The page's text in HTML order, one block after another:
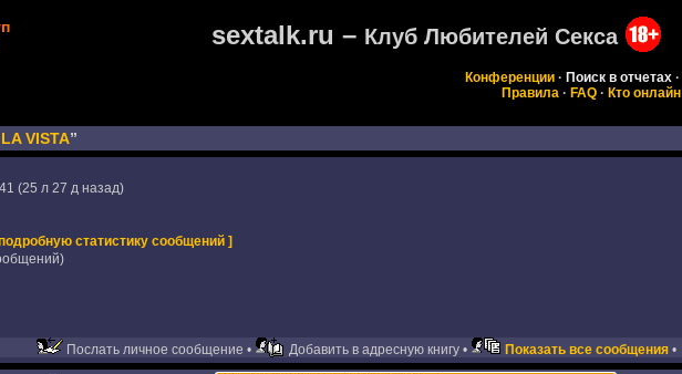
sextalk.ru – Клуб Любителей Секса
Конференции· Поиск в отчетах·
Правила · FAQ · Кто онлайн
VISTA”
(25 л 27 д назад)
статистику сообщений ]
Послать личное сообщение • Добавить в адресную книгу • Показать все сообщения•